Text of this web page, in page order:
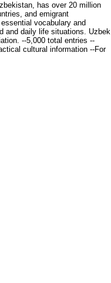
has over 20 million
and emigrant
vocabulary and
and daily life situations. Uzbek
--5,000 total entries --
cultural information --For